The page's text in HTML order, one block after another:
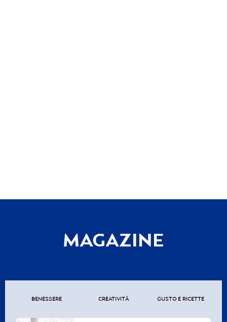
MAGAZINE
BENESSERE CREATIVITÀ GUSTO E RICETTE